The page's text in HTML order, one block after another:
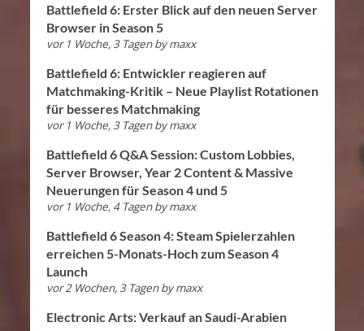
Battlefield 6: Erster Blick auf den neuen Server
Browser in Season 5
vor 1 Woche, 3 Tagen bymaxx
Battlefield 6: Entwickler reagieren auf
Matchmaking-Kritik – Neue Playlist Rotationen
für besseres Matchmaking
vor 1 Woche, 3 Tagen bymaxx
Battlefield 6 Q&A Session: Custom Lobbies,
Server Browser, Year 2 Content & Massive
Neuerungen für Season 4 und 5
vor 1 Woche, 4 Tagen bymaxx
Battlefield 6 Season 4: Steam Spielerzahlen
erreichen 5-Monats-Hoch zum Season 4
Launch
vor 2 Wochen, 3 Tagen bymaxx
Electronic Arts: Verkauf an Saudi-Arabien